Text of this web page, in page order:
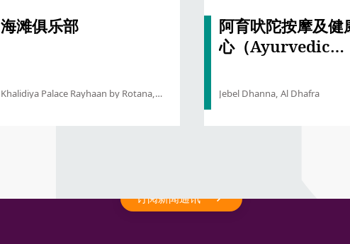
海滩俱乐部
Khalidiya Palace Rayhaan by Rotana,
阿育吠陀按摩及健
心（Ayurvedic
Centre）
Jebel Dhanna, Al Dhafra
订阅新闻通讯